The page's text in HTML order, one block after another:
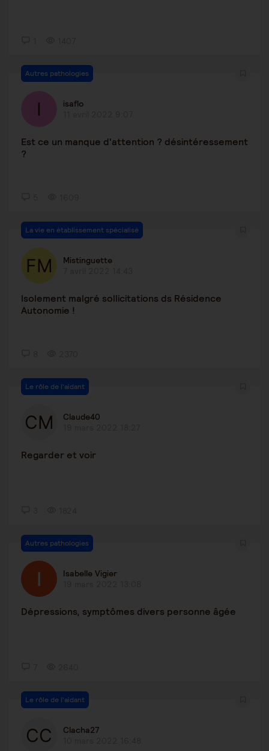
Autres pathologies
isaflo
Est ce un manque d'attention ? désintéressement
?
La vie en établissement spécialisé
Mistinguette
Isolement malgré sollicitations ds Résidence
Autonomie !
Le rôle de l'aidant
Claude40
Regarder et voir
Autres pathologies
Isabelle Vigier
Dépressions, symptômes divers personne âgée
Le rôle de l'aidant
Clacha27